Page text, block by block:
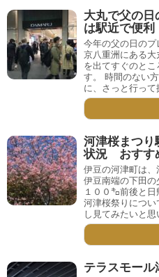
大丸で父の
は駅近で便利
今年の父の日の
京八重洲にある大
を出てすぐのと
す。 時間のない
に、さっと行って
河津桜まつり
状況 おすす
伊豆の河津町は
伊豆南端の下田の
１００㌔前後と
河津桜祭りにつ
し見てみたいと思
テラスモー